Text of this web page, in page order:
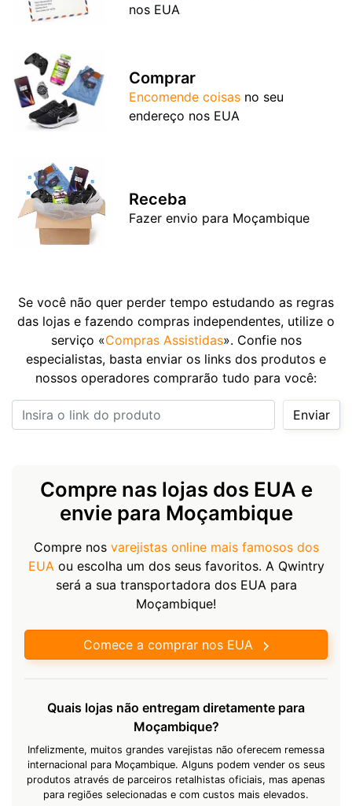
nos EUA
Comprar
Encomende coisas no seu
endereço nos EUA
Receba
Fazer envio para Moçambique
Se você não quer perder tempo estudando as regras
das lojas e fazendo compras independentes, utilize o
serviço «Compras Assistidas». Confie nos
especialistas, basta enviar os links dos produtos e
nossos operadores comprarão tudo para você:
Insira o link do produto
Enviar
Compre nas lojas dos EUA e
envie para Moçambique
Compre nos varejistas online mais famosos dos
EUAou escolha um dos seus favoritos. A Qwintry
será a sua transportadora dos EUA para
Moçambique!
Comece a comprar nos EUA
Quais lojas não entregam diretamente para
Moçambique?
Infelizmente, muitos grandes varejistas não oferecem remessa
internacional para Moçambique. Alguns podem vender os seus
produtos através de parceiros retalhistas oficiais, mas apenas
para regiões selecionadas e com custos mais elevados.